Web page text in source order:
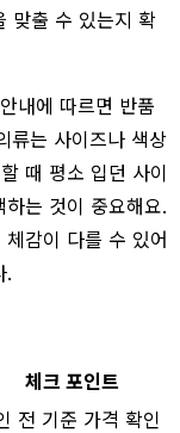
맞출 수 있는지 확
내에 따르면 반품
는 사이즈나 색상
때 평소 입던 사이
는 것이 중요해요.
감이 다를 수 있어
.
체크 포인트
전 기준 가격 확인